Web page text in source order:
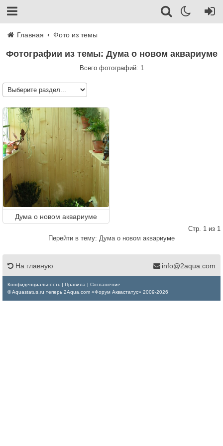
Главная Фото из темы
Фотографии из темы: Дума о новом аквариуме
Всего фотографий: 1
Дума о новом аквариуме
Стр. 1 из 1
Перейти в тему: Дума о новом аквариуме
На главную info@2aqua.com
Конфиденциальность Правила
Соглашение
© Aquastatus.ru теперь 2Aqua.com «Форум Аквастатус» 2009-2026